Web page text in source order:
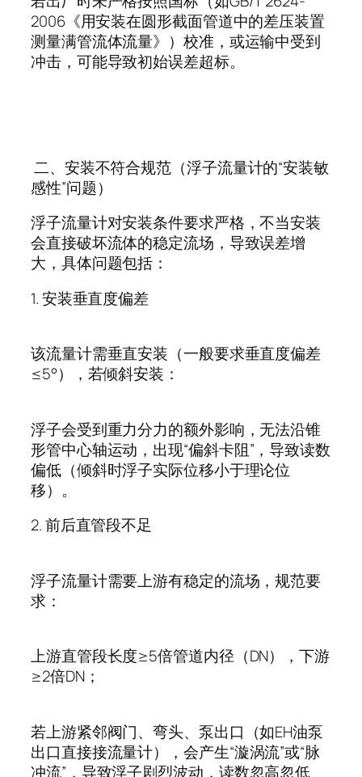
2006《用安装在圆形截面管道中的差压装置
测量满管流体流量》）校准，或运输中受到
冲击，可能导致初始误差超标。
二、安装不符合规范（浮子流量计的“安装敏
感性”问题）
浮子流量计对安装条件要求严格，不当安装
会直接破坏流体的稳定流场，导致误差增
大，具体问题包括：
1.安装垂直度偏差
该流量计需垂直安装（一般要求垂直度偏差
≤5°），若倾斜安装：
浮子会受到重力分力的额外影响，无法沿锥
形管中心轴运动，出现“偏斜卡阻” ，导致读数
偏低（倾斜时浮子实际位移小于理论位
移）。
2.前后直管段不足
浮子流量计需要上游有稳定的流场，规范要
求：
上游直管段长度≥5倍管道内径（DN），下游
≥2倍DN；
若上游紧邻阀门、弯头、泵出口（如EH油泵
出口直接接流量计），会产生“漩涡流”或“脉
冲流” ，导致浮子剧烈波动，读数忽高忽低